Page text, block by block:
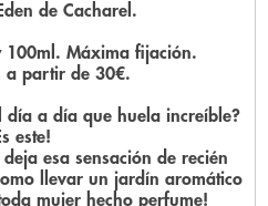
de Cacharel.
100ml. Máxima fijación.
a partir de 30€.
día a día que huela increíble?
este!
esa sensación de recién
llevar un jardín aromático
mujer hecho perfume!